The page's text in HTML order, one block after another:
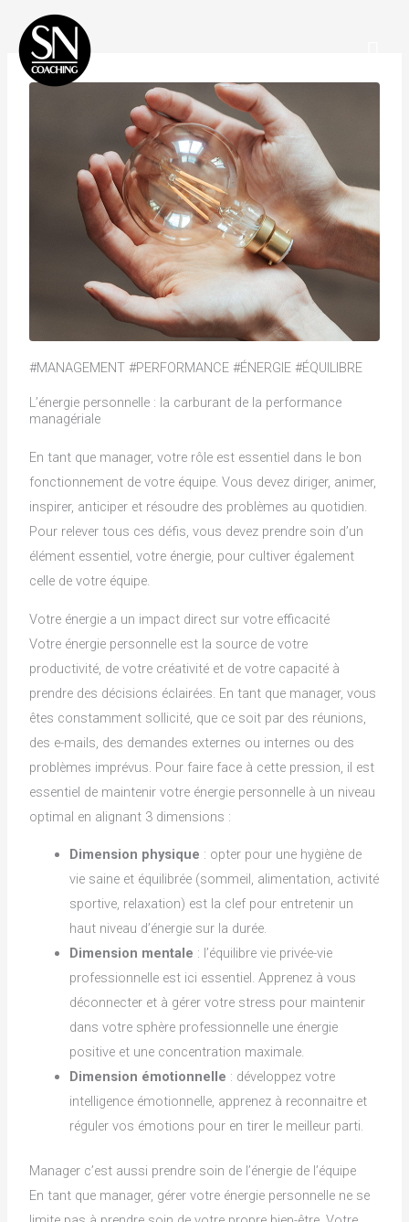
contenu
#MANAGEMENT #PERFORMANCE #ÉNERGIE #ÉQUILIBRE
L’énergie personnelle : la carburant de la performance
managériale
En tant que manager, votre rôle est essentiel dans le bon
fonctionnement de votre équipe. Vous devez diriger, animer,
inspirer, anticiper et résoudre des problèmes au quotidien.
Pour relever tous ces défis, vous devez prendre soin d’un
élément essentiel, votre énergie, pour cultiver également
celle de votre équipe.
Votre énergie a un impact direct sur votre efficacité
Votre énergie personnelle est la source de votre
productivité, de votre créativité et de votre capacité à
prendre des décisions éclairées. En tant que manager, vous
êtes constamment sollicité, que ce soit par des réunions,
des e-mails, des demandes externes ou internes ou des
problèmes imprévus. Pour faire face à cette pression, il est
essentiel de maintenir votre énergie personnelle à un niveau
optimal en alignant 3 dimensions :
Dimension physique : opter pour une hygiène de
vie saine et équilibrée (sommeil, alimentation, activité
sportive, relaxation) est la clef pour entretenir un
haut niveau d’énergie sur la durée.
Dimension mentale : l’équilibre vie privée-vie
professionnelle est ici essentiel. Apprenez à vous
déconnecter et à gérer votre stress pour maintenir
dans votre sphère professionnelle une énergie
positive et une concentration maximale.
Dimension émotionnelle : développez votre
intelligence émotionnelle, apprenez à reconnaitre et
réguler vos émotions pour en tirer le meilleur parti.
Manager c’est aussi prendre soin de l’énergie de l’équipe
En tant que manager, gérer votre énergie personnelle ne se